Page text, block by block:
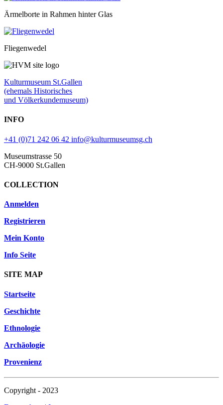
Ärmelborte in Rahmen hinter Glas
Fliegenwedel
Kulturmuseum St.Gallen
(ehemals Historisches
und Völkerkundemuseum)
INFO
+41 (0)71 242 06 42 info@kulturmuseumsg.ch
Museumstrasse 50
CH-9000 St.Gallen
COLLECTION
Anmelden
Registrieren
Mein Konto
Info Seite
SITE MAP
Startseite
Geschichte
Ethnologie
Archäologie
Provenienz
Copyright - 2023